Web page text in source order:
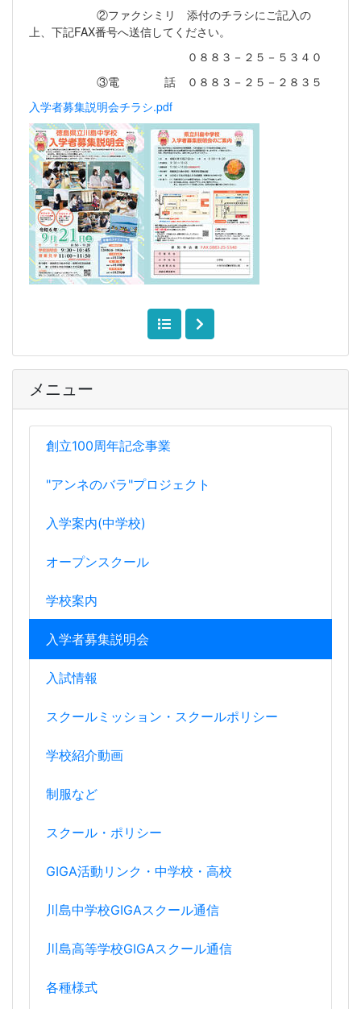
メニュー
創立100周年記念事業
"アンネのバラ"プロジェクト
入学案内(中学校)
オープンスクール
学校案内
入学者募集説明会
入試情報
スクールミッション・スクールポリシー
学校紹介動画
制服など
スクール・ポリシー
GIGA活動リンク・中学校・高校
川島中学校GIGAスクール通信
川島高等学校GIGAスクール通信
各種様式
②ファクシミリ 添付のチラシにご記入の
上、下記FAX番号へ送信してください。
０８８３－２５－５３４０
③電 話 ０８８３－２５－２８３５
入学者募集説明会チラシ.pdf